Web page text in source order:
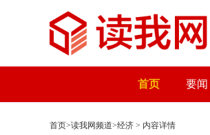
首页 要闻
首页>读我网频道>经济 > 内容详情